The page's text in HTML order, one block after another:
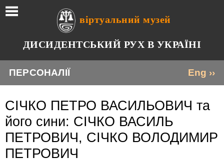
віртуальний музей
ДИСИДЕНТСЬКИЙ РУХ В УКРАЇНІ
Eng ››
ПЕРСОНАЛІЇ
СІЧКО ПЕТРО ВАСИЛЬОВИЧ та
його сини: СІЧКО ВАСИЛЬ
ПЕТРОВИЧ, СІЧКО ВОЛОДИМИР
ПЕТРОВИЧ